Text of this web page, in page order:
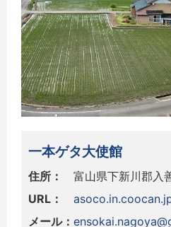
一本ゲタ大使館
住所：
富山県下新川郡入
URL：
メール：